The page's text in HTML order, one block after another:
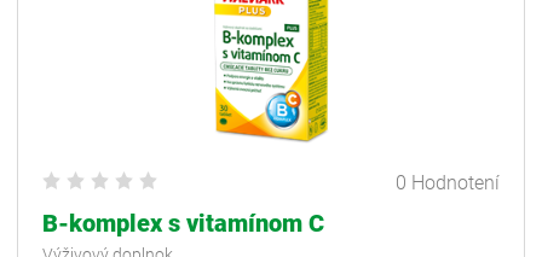
0 Hodnotení
B-komplex s vitamínom C